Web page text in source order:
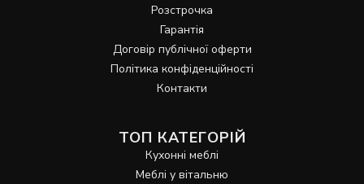
Розстрочка
Гарантія
Договір публічної оферти
Політика конфіденційності
Контакти
ТОП КАТЕГОРІЙ
Кухонні меблі
Меблі у вітальню